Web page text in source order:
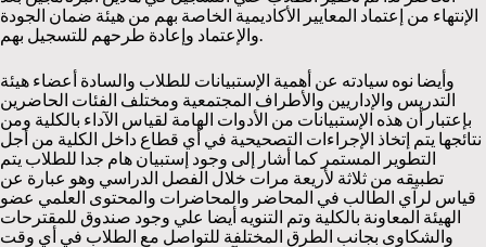
الإنتهاء من إعتماد المعايير الأكاديمية الخاصة بهم من هيئة ضمان الجودة
وأيضا نوه سيادته عن أهمية الإستبيانات للطلاب والسادة أعضاء هيئة
التدريس والإداريين والأطراف المجتمعية ومختلف الفئات الحاضرين
بإعتبار أن هذه الإستبيانات من الأدوات الهامة لقياس الآداء بالكلية ومن
نتائجها يتم إتخاذ الإجراءات التصحيحية في أي قطاع داخل الكلية من أجل
التطوير المستمر كما أشار إلى وجود إستبيان هام جدا للطلاب يتم
تطبيقه من ثلاثة لأريعة مرات خلال الفصل الدراسي وهو عبارة عن
قياس لرآي الطالب في المحاضر والمحاضرات والمحتوى العلمي عضو
الهيئة المعاونة بالكلية وتم التنويه أيضا علي وجود صندوق للمقترحات
والشكاوى بجانب الطرق المختلفة للتواصل مع الطلاب في أي وقت